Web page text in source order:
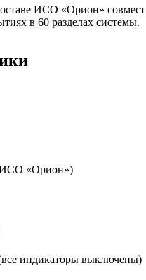
ИСО «Орион»
в 60 разделах системы.
ИСО «Орион»)
индикаторы выключены)